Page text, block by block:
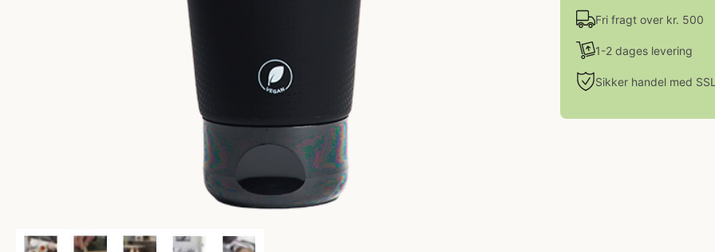
Fri fragt over kr. 500
1-2 dages levering
Sikker handel med SSL